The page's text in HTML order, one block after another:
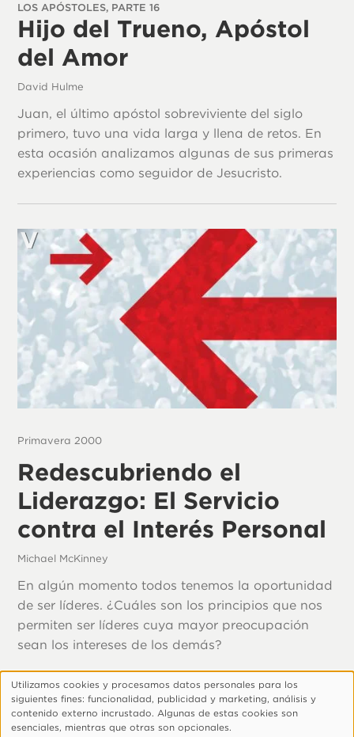
LOS APÓSTOLES, PARTE 16
Hijo del Trueno, Apóstol
del Amor
David Hulme
Juan, el último apóstol sobreviviente del siglo
primero, tuvo una vida larga y llena de retos. En
esta ocasión analizamos algunas de sus primeras
experiencias como seguidor de Jesucristo.
Primavera 2000
Redescubriendo el
Liderazgo: El Servicio
contra el Interés Personal
Michael McKinney
En algún momento todos tenemos la oportunidad
de ser líderes. ¿Cuáles son los principios que nos
permiten ser líderes cuya mayor preocupación
sean los intereses de los demás?
Footer
¿Quiénes Somos?
Aviso De Privacidad
Configurar Cookies
Uso
de
datos
Utilizamos cookies y procesamos datos personales para los
siguientes fines: funcionalidad, publicidad y marketing, análisis y
contenido externo incrustado. Algunas de estas cookies son
esenciales, mientras que otras son opcionales.